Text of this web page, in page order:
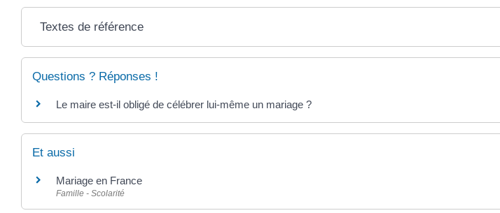
Textes de référence
Questions ? Réponses !
Le maire est-il obligé de célébrer lui-même un mariage ?
Et aussi
Mariage en France
Famille - Scolarité